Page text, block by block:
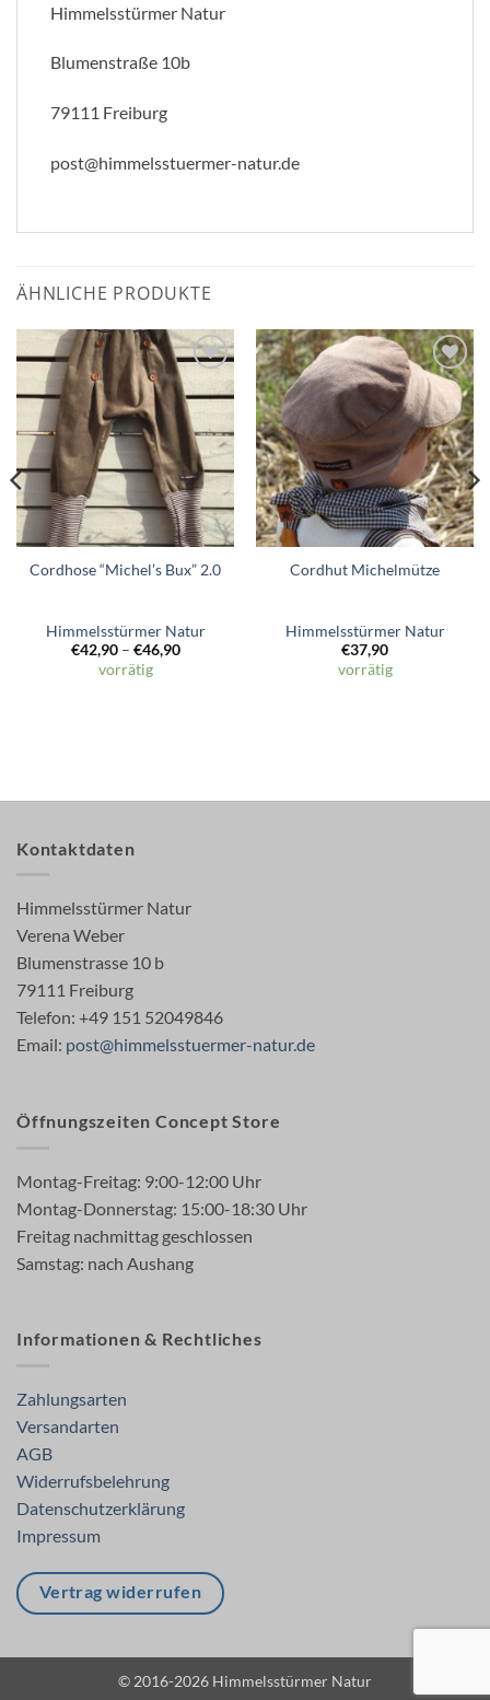
Himmelsstürmer Natur
Blumenstraße 10b
79111 Freiburg
post@himmelsstuermer-natur.de
ÄHNLICHE PRODUKTE
Zum
Wunschzettel
hinzufügen
Cordhose “Michel’s Bux” 2.0
Himmelsstürmer Natur
€42,90– €46,90
vorrätig
Zum
Wunschzettel
hinzufügen
Cordhut Michelmütze
Himmelsstürmer Natur
€37,90
vorrätig
Kontaktdaten
Himmelsstürmer Natur
Verena Weber
Blumenstrasse 10 b
79111 Freiburg
Telefon: +49 151 52049846
Email: post@himmelsstuermer-natur.de
Öffnungszeiten Concept Store
Montag-Freitag: 9:00-12:00 Uhr
Montag-Donnerstag: 15:00-18:30 Uhr
Freitag nachmittag geschlossen
Samstag: nach Aushang
Informationen & Rechtliches
Zahlungsarten
Versandarten
AGB
Widerrufsbelehrung
Datenschutzerklärung
Impressum
Vertrag widerrufen
© 2016-2026 Himmelsstürmer Natur